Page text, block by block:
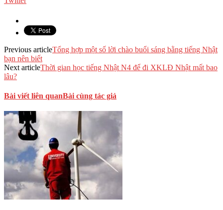
Previous articleTổng hợp một số lời chào buổi sáng bằng tiếng Nhật
bạn nên biết
Next articleThời gian học tiếng Nhật N4 để đi XKLĐ Nhật mất bao
lâu?
Bài viết liên quanBài cùng tác giả